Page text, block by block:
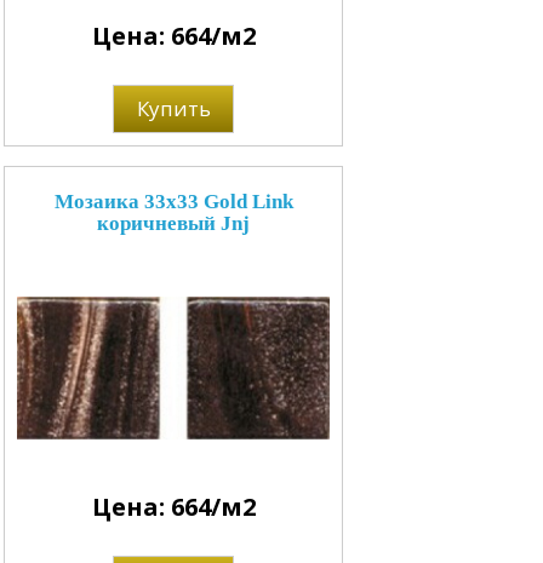
Цена: 664/м2
Купить
Мозаика 33x33 Gold Link
коричневый Jnj
Цена: 664/м2